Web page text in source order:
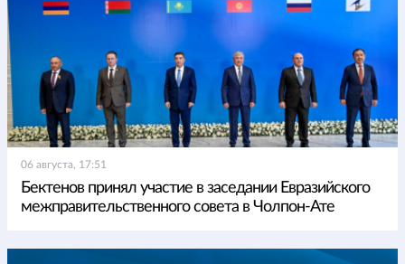
06 августа, 17:51
Бектенов принял участие в заседании Евразийского
межправительственного совета в Чолпон-Ате